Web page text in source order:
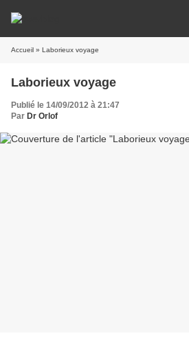
Accueil » Laborieux voyage
Laborieux voyage
Publié le 14/09/2012 à 21:47
Par Dr Orlof